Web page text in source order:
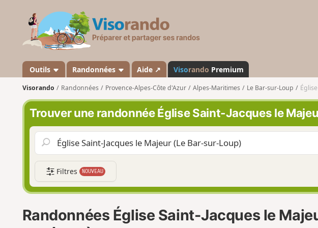
s
a
n
d
o
Outils Randonnées Aide ↗ Visorando Premium
Visorando Randonnées Provence-Alpes-Côte d'Azur Alpes-Maritimes Le Bar-sur-Loup
Trouver une randonnée Église Saint-Jacques le
Filtres NOUVEAU
Randonnées Église Saint-Jacques le